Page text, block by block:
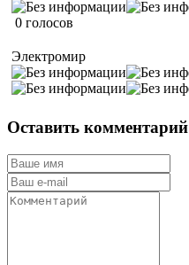
0 голосов
Электромир
Оставить комментарий